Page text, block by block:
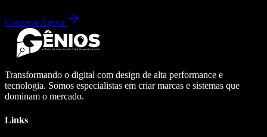
Começar Agora
Transformando o digital com design de alta performance e
tecnologia. Somos especialistas em criar marcas e sistemas que
dominam o mercado.
Links